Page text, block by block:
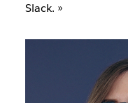
Slack. »